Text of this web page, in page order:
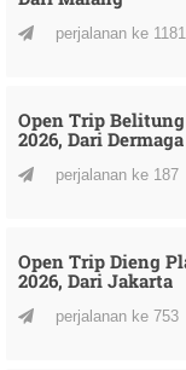
perjalanan ke 1181
Open Trip Belitung
2026, Dari
perjalanan ke 187
Open Trip Dieng
2026, Dari Jakarta
perjalanan ke 753